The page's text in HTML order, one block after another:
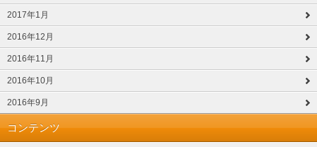
2017年1月
2016年12月
2016年11月
2016年10月
2016年9月
コンテンツ